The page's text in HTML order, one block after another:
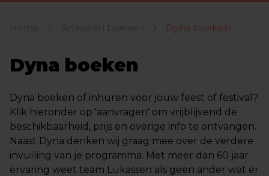
Dyna boeken
Dyna boeken
Dyna boeken of inhuren voor jouw feest of festival?
Klik hieronder op 'aanvragen' om vrijblijvend de
beschikbaarheid, prijs en overige info te ontvangen.
Naast Dyna denken wij graag mee over de verdere
invulling van je programma. Met meer dan 60 jaar
ervaring weet team Lukassen als geen ander wat er